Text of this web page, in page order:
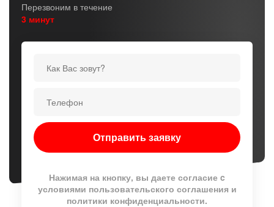
Перезвоним в течение
3 минут
Нажимая на кнопку, вы даете согласие c
условиями пользовательского соглашения и
политики конфиденциальности.